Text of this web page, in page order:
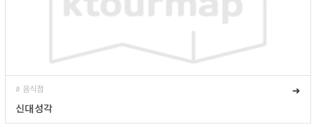
# 음식점
➜
신대성각